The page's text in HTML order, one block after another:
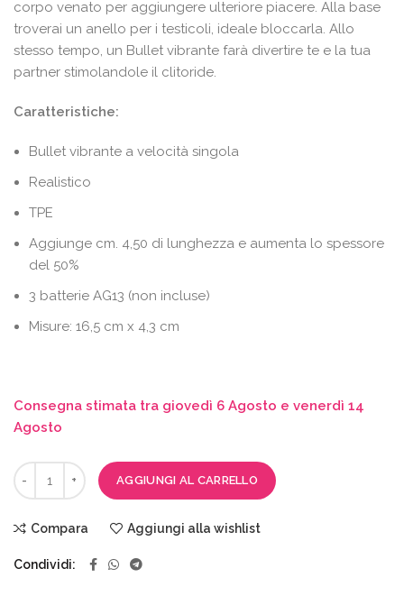
corpo venato per aggiungere ulteriore piacere. Alla base
troverai un anello per i testicoli, ideale bloccarla. Allo
stesso tempo, un Bullet vibrante farà divertire te e la tua
partner stimolandole il clitoride.
Caratteristiche:
Bullet vibrante a velocità singola
Realistico
TPE
Aggiunge cm. 4,50 di lunghezza e aumenta lo spessore
del 50%
3 batterie AG13 (non incluse)
Misure: 16,5 cm x 4,3 cm
Consegna stimata tra giovedì 6 Agosto e venerdì 14
Agosto
AGGIUNGI AL CARRELLO
Compara Aggiungi alla wishlist
Condividi